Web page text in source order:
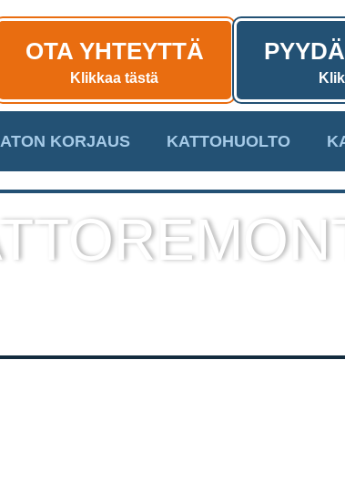
OTA YHTEYTTÄ
Klikkaa tästä
KORJAUS KATTOHUOLTO